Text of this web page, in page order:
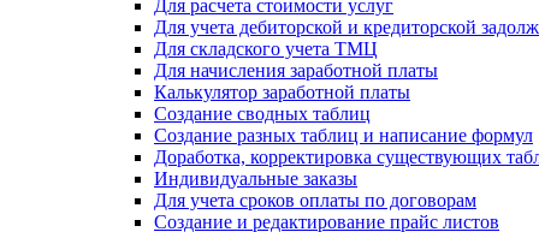
Для расчета стоимости услуг
Для учета дебиторской и кредиторской
Для складского учета ТМЦ
Для начисления заработной платы
Калькулятор заработной платы
Создание сводных таблиц
Создание разных таблиц и написание формул
Доработка, корректировка существующих
Индивидуальные заказы
Для учета сроков оплаты по договорам
Создание и редактирование прайс листов